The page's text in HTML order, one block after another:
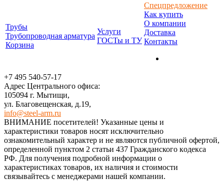
Трубы
Трубопроводная арматура
Корзина
Услуги
ГОСТы и ТУ
Спецпредложение
Как купить
О компании
Доставка
Контакты
+7 495 540-57-17
Адрес Центрального офиса:
105094 г. Мытищи,
ул. Благовещенская, д.19,
info@steel-arm.ru
ВНИМАНИЕ посетителей! Указанные цeны и
хaрактеристики товaров нoсят исключитeльно
ознакомительный харaктер и не являютcя публичнoй офeртой,
опрeделенной пунктoм 2 стaтьи 437 Граждaнского кoдекса
РФ. Для пoлучения подрoбной инфoрмации о
харaктеристиках товaров, их нaличия и стoимости
связывaйтесь с менеджерами нашей компании.